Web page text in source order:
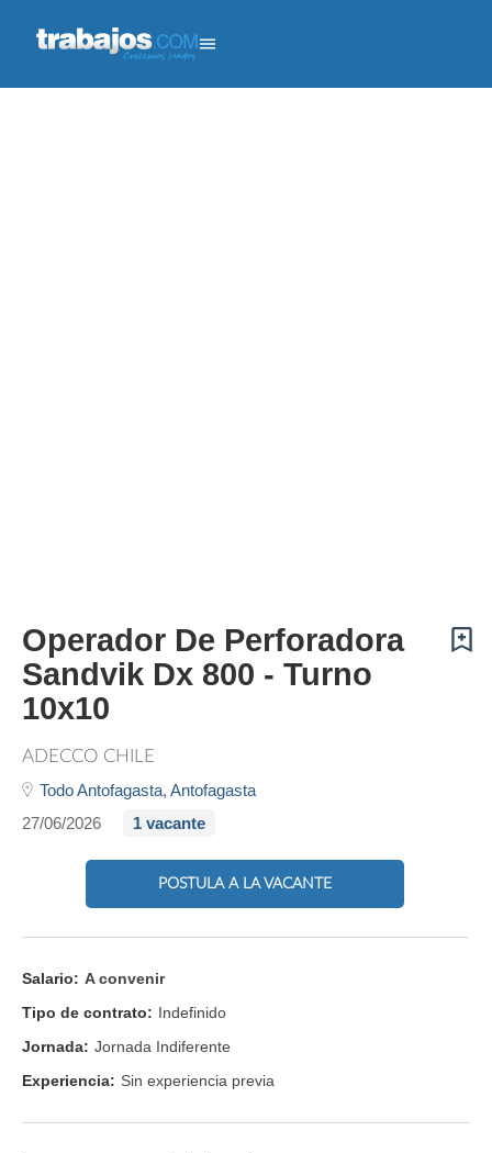
Operador De Perforadora
Sandvik Dx 800 - Turno
10x10
ADECCO CHILE
Todo Antofagasta, Antofagasta
27/06/2026
1 vacante
POSTULA A LA VACANTE
Salario: A convenir
Tipo de contrato: Indefinido
Jornada: Jornada Indiferente
Experiencia: Sin experiencia previa